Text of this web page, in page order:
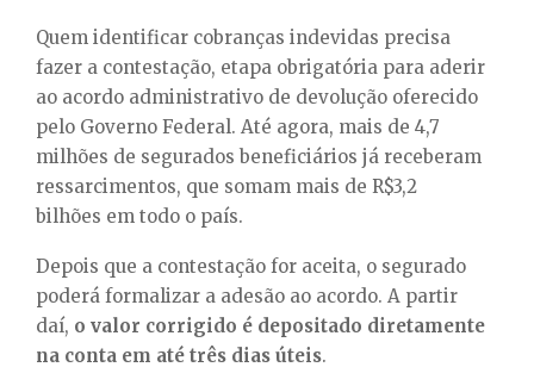
Quem identificar cobranças indevidas precisa
fazer a contestação, etapa obrigatória para aderir
ao acordo administrativo de devolução oferecido
pelo Governo Federal. Até agora, mais de 4,7
milhões de segurados beneficiários já receberam
ressarcimentos, que somam mais de R$3,2
bilhões em todo o país.
Depois que a contestação for aceita, o segurado
poderá formalizar a adesão ao acordo. A partir
daí, o valor corrigido é depositado diretamente
na conta em até três dias úteis.